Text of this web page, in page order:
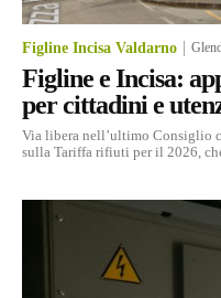
Figline Incisa Valdarno
Figline e Incisa:
per cittadini e
Via libera nell’ultimo Consiglio
sulla Tariffa rifiuti per il 2026,